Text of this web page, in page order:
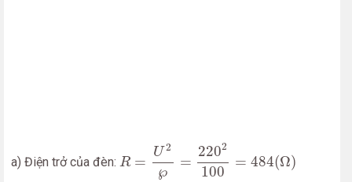
a) Điện trở của đèn: R =
U 2
℘
=
2202
100
= 484(Ω)
2℘= 2202100